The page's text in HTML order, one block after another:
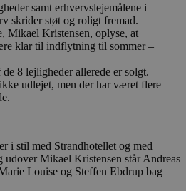
samt erhvervslejemålene i
skrider støt og roligt fremad.
Mikael Kristensen, oplyse, at
klar til indflytning til sommer –
8 lejligheder allerede er solgt.
udlejet, men der har været flere
i stil med Strandhotellet og med
udover Mikael Kristensen står Andreas
Louise og Steffen Ebdrup bag